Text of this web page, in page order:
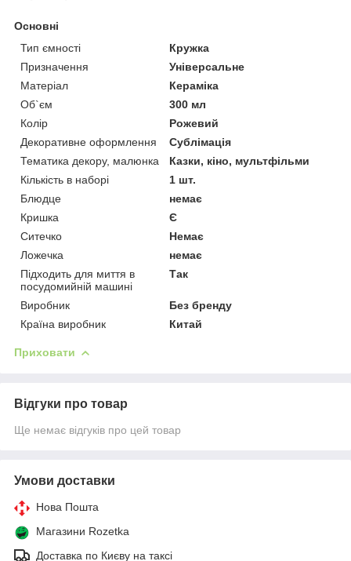
Основні
Тип ємності
Кружка
Призначення
Універсальне
Матеріал
Кераміка
Об`єм
300 мл
Колір
Рожевий
Декоративне оформлення
Сублімація
Тематика декору, малюнка
Казки, кіно, мультфільми
Кількість в наборі
1 шт.
Блюдце
немає
Кришка
Є
Ситечко
Немає
Ложечка
немає
Підходить для миття в
посудомийній машині
Так
Виробник
Без бренду
Країна виробник
Китай
Приховати
Відгуки про товар
Ще немає відгуків про цей товар
Умови доставки
Нова Пошта
Магазини Rozetka
Доставка по Києву на таксі